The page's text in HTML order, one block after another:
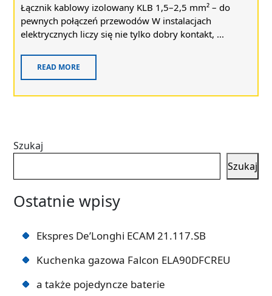
Łącznik kablowy izolowany KLB 1,5–2,5 mm² – do
pewnych połączeń przewodów W instalacjach
elektrycznych liczy się nie tylko dobry kontakt, ...
READ MORE
Szukaj
Szukaj
Ostatnie wpisy
Ekspres De’Longhi ECAM 21.117.SB
Kuchenka gazowa Falcon ELA90DFCREU
a także pojedyncze baterie